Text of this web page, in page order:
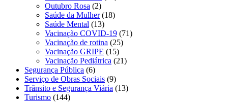
Outubro Rosa (2)
Saúde da Mulher(18)
Saúde Mental (13)
Vacinação COVID-19 (71)
Vacinação de rotina (25)
Vacinação GRIPE (15)
Vacinação Pediátrica (21)
Segurança Pública (6)
Serviço de Obras Sociais (9)
Trânsito e Segurança Viária (13)
Turismo (144)